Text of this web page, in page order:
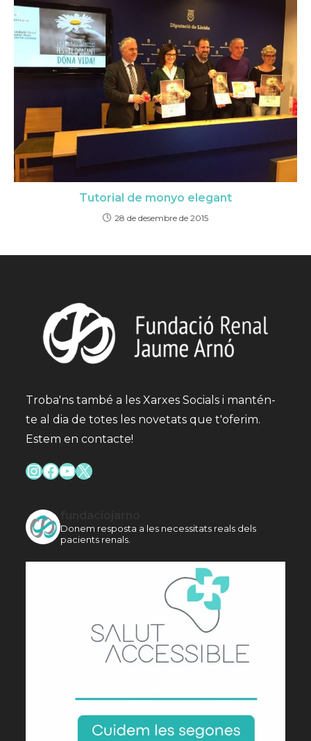
Tutorial de monyo elegant
28 de desembre de 2015
Troba'ns també a les Xarxes Socials i mantén-
te al dia de totes les novetats que t'oferim.
Estem en contacte!
Instagram
Facebook
YouTube
X
Donem resposta a les necessitats reals dels
pacients renals.